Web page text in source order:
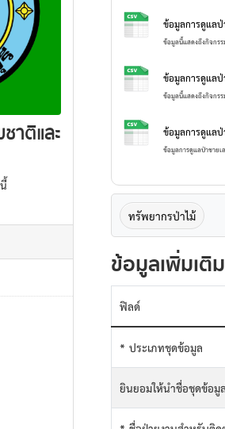
าติและ
ข้อมูลการดูแลป่
ข้อมูลนี้แสดงถึงกิจกร
ข้อมูลการดูแล
ข้อมูลนี้แสดงถึงกิจกร
ข้อมูลการดูแล
ข้อมูลการดูแลป่าชาย
ทรัพยากรป่าไม้
ข้อมูลเพิ่มเติม
ฟิลด์
* ประเภทชุดข้อมูล
ยินยอมให้นำชื่อชุดข้อมู